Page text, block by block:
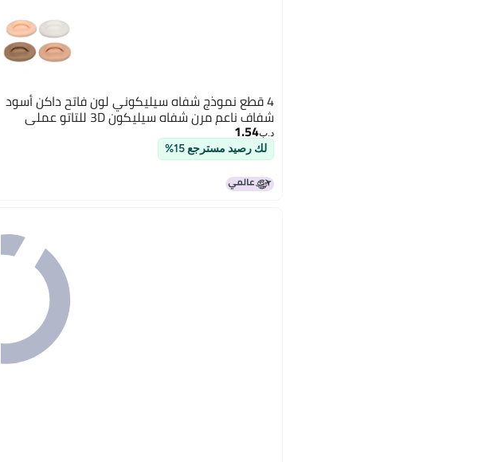
4 قطع نموذج شفاه سيليكوني لون فاتح داكن أسود
شفاف ناعم مرن شفاه سيليكون 3D للتاتو عملي
د.ب‏1.54
لك رصيد مسترجع 15%